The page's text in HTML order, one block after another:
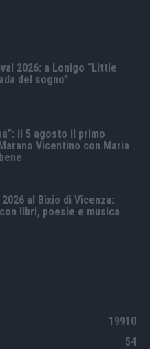
2026: a Lonigo “Little
del sogno”
il 5 agosto il primo
Vicentino con Maria
al Bixio di Vicenza:
libri, poesie e musica
19910
54